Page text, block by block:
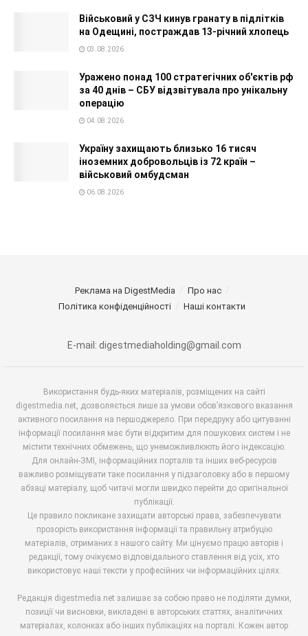
Військовий у СЗЧ кинув гранату в підлітків
на Одещині, постраждав 13-річний хлопець
03.08.2026
Уражено понад 100 стратегічних об'єктів рф
за 40 днів – СБУ відзвітувала про унікальну
операцію
04.08.2026
Україну захищають близько 16 тисяч
іноземних добровольців із 72 країн –
військовий омбудсман
06.08.2026
Реклама на DigestMedia
Про нас
Політика конфіденційності
Наші контакти
E-mail: digestmediaholding@gmail.com
Використання будь-яких матеріалів, розміщених на сайті
digestmedia.net, дозволяється лише за умови обов’язкового вказання
активного посилання на першоджерело. При передруку або цитуванні
інформації посилання має бути відкритим для пошукових систем і не
містити технічних обмежень, що унеможливлюють його індексацію.
Для онлайн-ЗМІ, інформаційних порталів та інших веб-ресурсів
важливо розміщувати таке посилання у підзаголовку або в першому
абзаці матеріалу, щоб читачі могли швидко перейти до оригінальної
публікації.
Це правило покликане захищати авторські права, забезпечувати
прозорість використання інформації та правильну атрибуцію
матеріалів, отриманих з нашого сайту. Ми цінуємо працю авторів і
редакції, тому очікуємо відповідального ставлення від усіх, хто
використовує наші тексти у професійних чи інформаційних цілях.
Редакція digestmedia.net залишає за собою право не поділяти думки,
позиції чи висновки, викладені в авторських статтях, аналітичних
матеріалах, колонках або інших публікаціях на порталі. Кожен автор